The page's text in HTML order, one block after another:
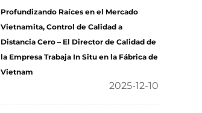
Profundizando Raíces en el Mercado
Vietnamita, Control de Calidad a
Distancia Cero – El Director de Calidad de
la Empresa Trabaja In Situ en la Fábrica de
Vietnam
2025-12-10